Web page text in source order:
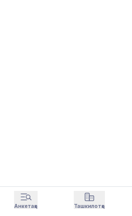
Анкетаҳо Ташкилотҳо